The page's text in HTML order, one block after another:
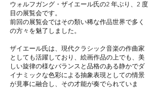
ウォルフガング・ザイエール氏の2 年ぶり、2 度
目の展覧会です。
前回の展覧会ではその類い稀な作品世界で多く
の方々を魅了しました。
ザイエール氏は、現代クラシック音楽の作曲家
としても活躍しており、絵画作品の上でも、美
しい旋律の様なバランスと品格のある静かでダ
イナミックな色彩による抽象表現としての情景
が見事に融合し、その才能が奏でられていま